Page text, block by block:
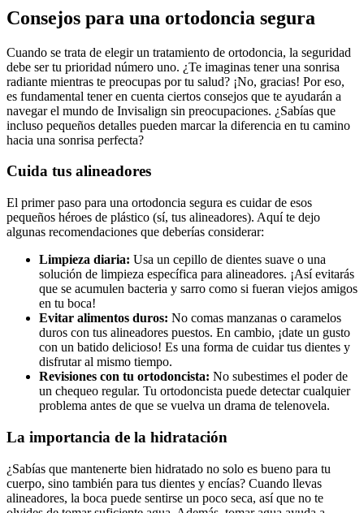
Consejos para una ortodoncia segura
Cuando se trata de elegir un tratamiento de ortodoncia, la seguridad
debe ser tu prioridad número uno. ¿Te imaginas tener una sonrisa
radiante mientras te preocupas por tu salud? ¡No, gracias! Por eso,
es fundamental tener en cuenta ciertos consejos que te ayudarán a
navegar el mundo de Invisalign sin preocupaciones. ¿Sabías que
incluso pequeños detalles pueden marcar la diferencia en tu camino
hacia una sonrisa perfecta?
Cuida tus alineadores
El primer paso para una ortodoncia segura es cuidar de esos
pequeños héroes de plástico (sí, tus alineadores). Aquí te dejo
algunas recomendaciones que deberías considerar:
Limpieza diaria: Usa un cepillo de dientes suave o una
solución de limpieza específica para alineadores. ¡Así evitarás
que se acumulen bacteria y sarro como si fueran viejos amigos
en tu boca!
Evitar alimentos duros: No comas manzanas o caramelos
duros con tus alineadores puestos. En cambio, ¡date un gusto
con un batido delicioso! Es una forma de cuidar tus dientes y
disfrutar al mismo tiempo.
Revisiones con tu ortodoncista: No subestimes el poder de
un chequeo regular. Tu ortodoncista puede detectar cualquier
problema antes de que se vuelva un drama de telenovela.
La importancia de la hidratación
¿Sabías que mantenerte bien hidratado no solo es bueno para tu
cuerpo, sino también para tus dientes y encías? Cuando llevas
alineadores, la boca puede sentirse un poco seca, así que no te